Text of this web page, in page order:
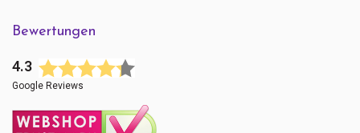
Bewertungen
4.3
Google Reviews